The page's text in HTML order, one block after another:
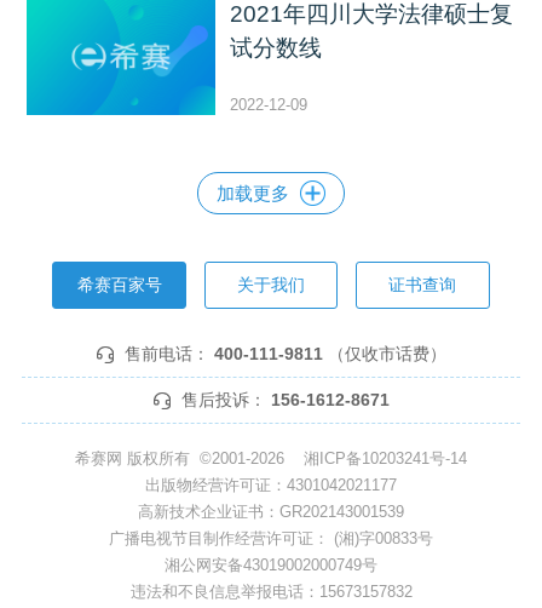
2021年四川大学法律硕士复
试分数线
2022-12-09
加载更多
希赛百家号 关于我们 证书查询
售前电话： 400-111-9811 （仅收市话费）
售后投诉： 156-1612-8671
希赛网 版权所有 ©2001-2026 湘ICP备10203241号-14
出版物经营许可证：4301042021177
高新技术企业证书：GR202143001539
广播电视节目制作经营许可证： (湘)字00833号
湘公网安备43019002000749号
违法和不良信息举报电话：15673157832